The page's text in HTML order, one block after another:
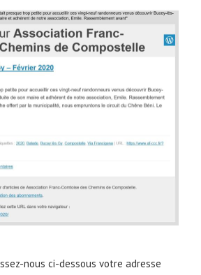
nous ci-dessous votre adresse